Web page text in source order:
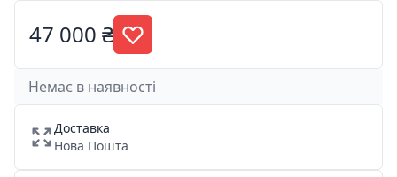
47 000 ₴
Немає в наявності
Доставка
Нова Пошта